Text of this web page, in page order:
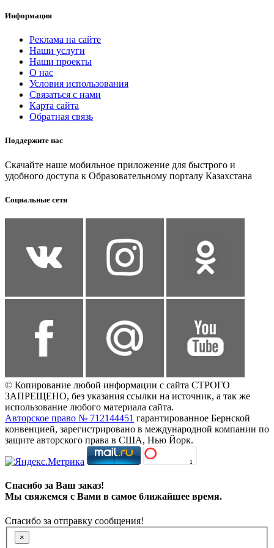
Информация
Реклама на сайте
Наши услуги
Наши проекты
О нас
Условия использования
Связаться с нами
Карта сайта
Обратная связь
Поддержите нас
Скачайте наше мобильное приложение для быстрого и
удобного доступа к Образовательному порталу Казахстана
Социальные сети
© Копирование любой информации с сайта СТРОГО
ЗАПРЕЩЕНО, без указания ссылки на источник, а так же
использование любого материала сайта.
Авторское право № 712144451 гарантированное Бернской
конвенцией, зарегистрировано в международной компании по
защите авторского права в США, Нью Йорк.
Спасибо за Ваш заказ!
Мы свяжемся с Вами в самое ближайшее время.
Спасибо за отправку сообщения!
×